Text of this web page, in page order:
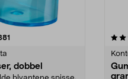
dobbel
av 5 stjerner